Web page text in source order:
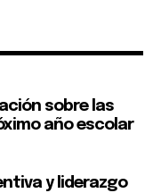
sobre las
año escolar
y liderazgo